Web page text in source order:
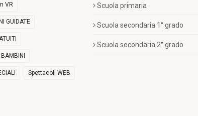
VR
GUIDATE
Spettacoli WEB
Scuola primaria
Scuola secondaria 1° grado
Scuola secondaria 2° grado